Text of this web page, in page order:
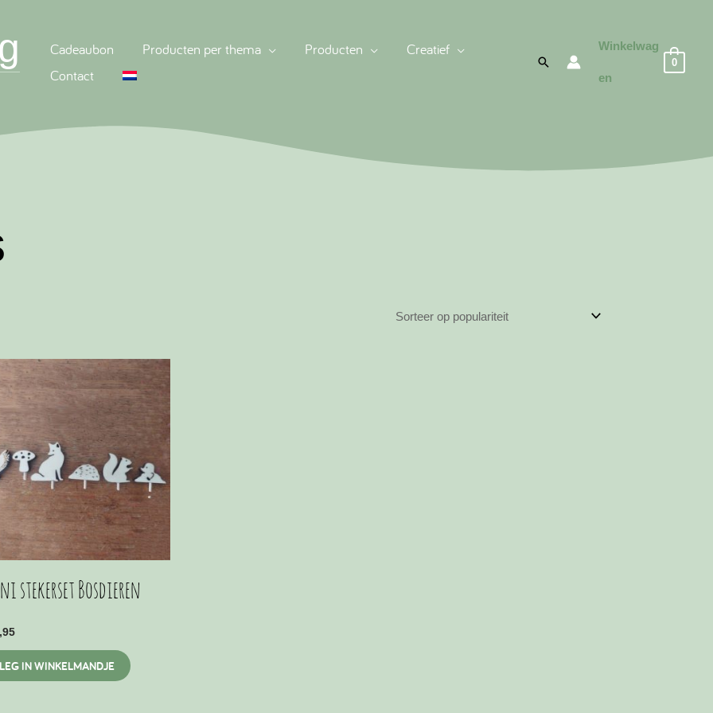
Cadeaubon Producten per thema Producten
Creatief
Contact
Zoeken
Winkelwag
en
0
stekerset Bosdieren
LEG IN WINKELMANDJE